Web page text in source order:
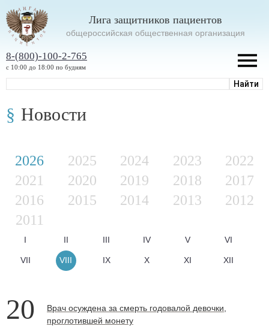
Лига защитников пациентов
oбщероссийская общественная организация
8-(800)-100-2-765
с 10:00 до 18:00 по будням
Новости
2026 2025 2024 2023
2022
2021
2020 2019 2018
2017
2016
2015 2014 2013
2012
2011
I II III IV V VI
VII VIII IX X XI XII
20
Врач осуждена за смерть годовалой девочки,
проглотившей монету